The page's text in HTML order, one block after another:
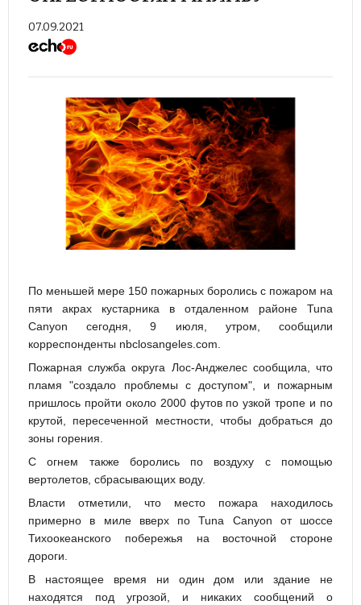
07.09.2021
По меньшей мере 150 пожарных боролись с пожаром на
пяти акрах кустарника в отдаленном районе Tuna
Canyon сегодня, 9 июля, утром, сообщили
корреспонденты nbclosangeles.com.
Пожарная служба округа Лос-Анджелес сообщила, что
пламя "создало проблемы с доступом", и пожарным
пришлось пройти около 2000 футов по узкой тропе и по
крутой, пересеченной местности, чтобы добраться до
зоны горения.
С огнем также боролись по воздуху с помощью
вертолетов, сбрасывающих воду.
Власти отметили, что место пожара находилось
примерно в миле вверх по Tuna Canyon от шоссе
Тихоокеанского побережья на восточной стороне
дороги.
В настоящее время ни один дом или здание не
находятся под угрозой, и никаких сообщений о